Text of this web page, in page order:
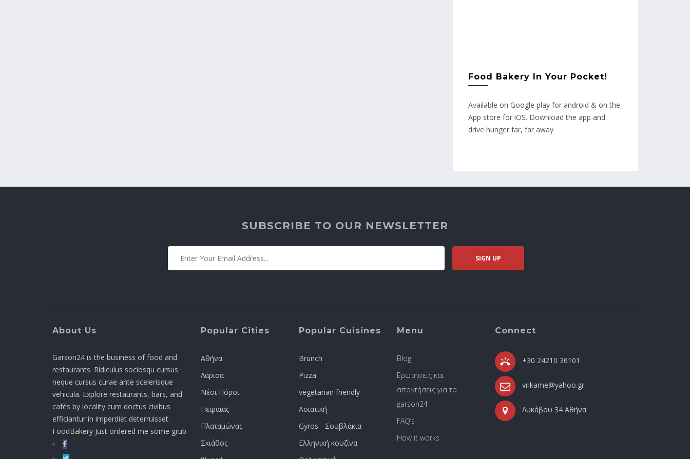
Food Bakery In Your Pocket!
Available on Google play for android & on the
App store for iOS. Download the app and
drive hunger far, far away
SUBSCRIBE TO OUR NEWSLETTER
About Us
Garson24 is the business of food and
restaurants. Ridiculus sociosqu cursus
neque cursus curae ante scelerisque
vehicula. Explore restaurants, bars, and
cafés by locality cum doctus civibus
efficiantur in imperdiet deterruisset.
FoodBakery Just ordered me some grub
Popular Cities
Αθήνα
Λάρισα
Νέοι Πόροι
Πειραιάς
Πλαταμώνας
Σκιάθος
Popular Cuisines
Brunch
Pizza
vegetarian friendly
Ασιατική
Gyros - Σουβλάκια
Ελληνική κουζίνα
Menu
Blog
Ερωτήσεις και
απαντήσεις για το
garson24
FAQ’s
How it works
Connect
+30 24210 36101
vrikame@yahoo.gr
Λυκάβου 34 Αθήνα